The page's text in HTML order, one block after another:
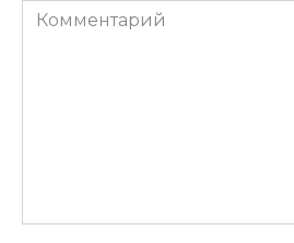
Комментарий